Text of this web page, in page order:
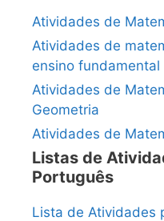
Atividades de
Atividades de
ensino fundamental
Atividades de
Geometria
Atividades de
Listas de
Português
Lista de Atividades